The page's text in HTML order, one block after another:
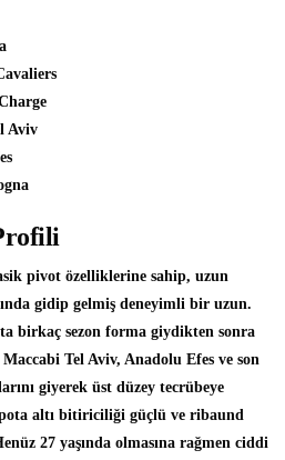
Aviv
pivot özelliklerine sahip, uzun
gidip gelmiş deneyimli bir uzun.
birkaç sezon forma giydikten sonra
Tel Aviv, Anadolu Efes ve son
giyerek üst düzey tecrübeye
pota altı bitiriciliği güçlü ve ribaund
27 yaşında olmasına rağmen ciddi